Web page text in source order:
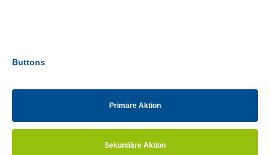
Buttons
Primäre Aktion
Sekundäre Aktion